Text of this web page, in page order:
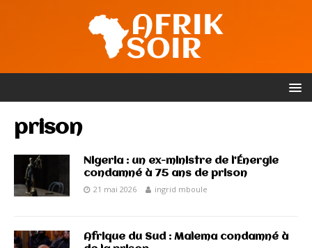
prison
Nigeria : un ex-ministre de l’Énergie
condamné à 75 ans de prison
21 mai 2026 ingrid mboule
Afrique du Sud : Malema condamné à